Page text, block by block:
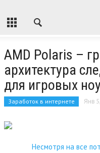
AMD Polaris –
архитектура
для игровых
Заработок в интернете Янв
Несмотря на все